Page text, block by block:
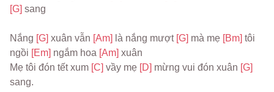
[G] sang
Nắng [G] xuân vẫn [Am] là nắng mượt [G] mà mẹ [Bm] tôi
ngồi [Em] ngắm hoa [Am] xuân
Mẹ tôi đón tết xum [C] vầy mẹ [D] mừng vui đón xuân
sang.